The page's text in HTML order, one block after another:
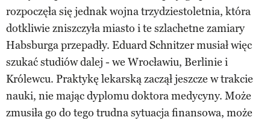
rozpoczęła się jednak wojna trzydziestoletnia, która
dotkliwie zniszczyła miasto i te szlachetne zamiary
Habsburga przepadły. Eduard Schnitzer musiał więc
szukać studiów dalej - we Wrocławiu, Berlinie i
Królewcu. Praktykę lekarską zaczął jeszcze w trakcie
nauki, nie mając dyplomu doktora medycyny. Może
zmusiła go do tego trudna sytuacja finansowa, może